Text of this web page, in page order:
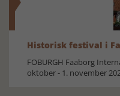
Historisk festival i
FOBURGH Faaborg
oktober - 1. november